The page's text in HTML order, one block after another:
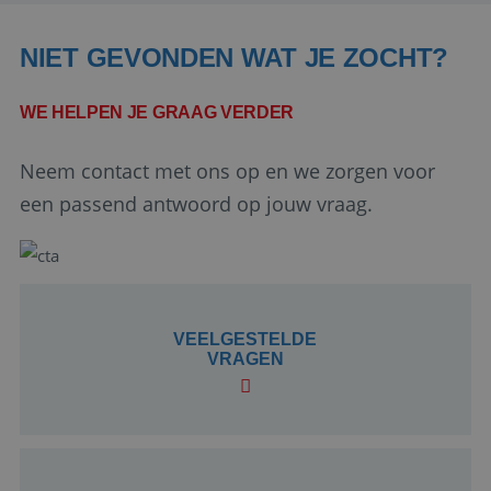
NIET GEVONDEN WAT JE ZOCHT?
WE HELPEN JE GRAAG VERDER
Neem contact met ons op en we zorgen voor
een passend antwoord op jouw vraag.
VEELGESTELDE
VRAGEN
Corporation
.linkedin.com
Google Privacy Policy